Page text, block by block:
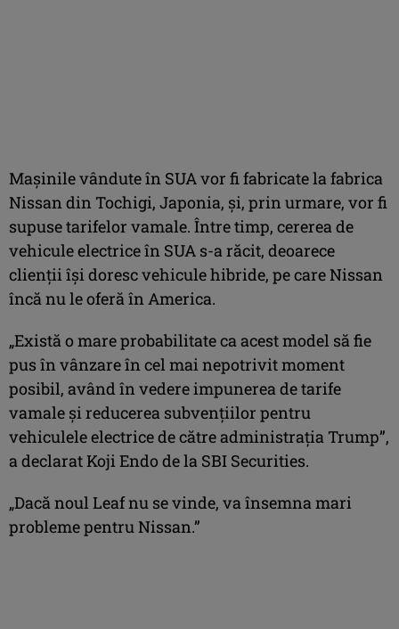
Mașinile vândute în SUA vor fi fabricate la fabrica
Nissan din Tochigi, Japonia, și, prin urmare, vor fi
supuse tarifelor vamale. Între timp, cererea de
vehicule electrice în SUA s-a răcit, deoarece
clienții își doresc vehicule hibride, pe care Nissan
încă nu le oferă în America.
„Există o mare probabilitate ca acest model să fie
pus în vânzare în cel mai nepotrivit moment
posibil, având în vedere impunerea de tarife
vamale și reducerea subvențiilor pentru
vehiculele electrice de către administrația Trump”,
a declarat Koji Endo de la SBI Securities.
„Dacă noul Leaf nu se vinde, va însemna mari
probleme pentru Nissan.”